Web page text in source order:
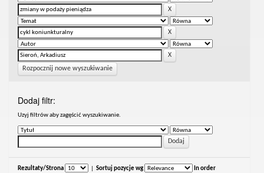
Rozpocznij nowe wyszukiwanie
Dodaj filtr:
Uzyj filtrów aby zagęścić wyszukiwanie.
Rezultaty/Strona Sortuj pozycje wg In order